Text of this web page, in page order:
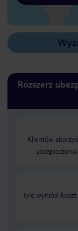
Rozszerz
Klientów
tyle wyniósł